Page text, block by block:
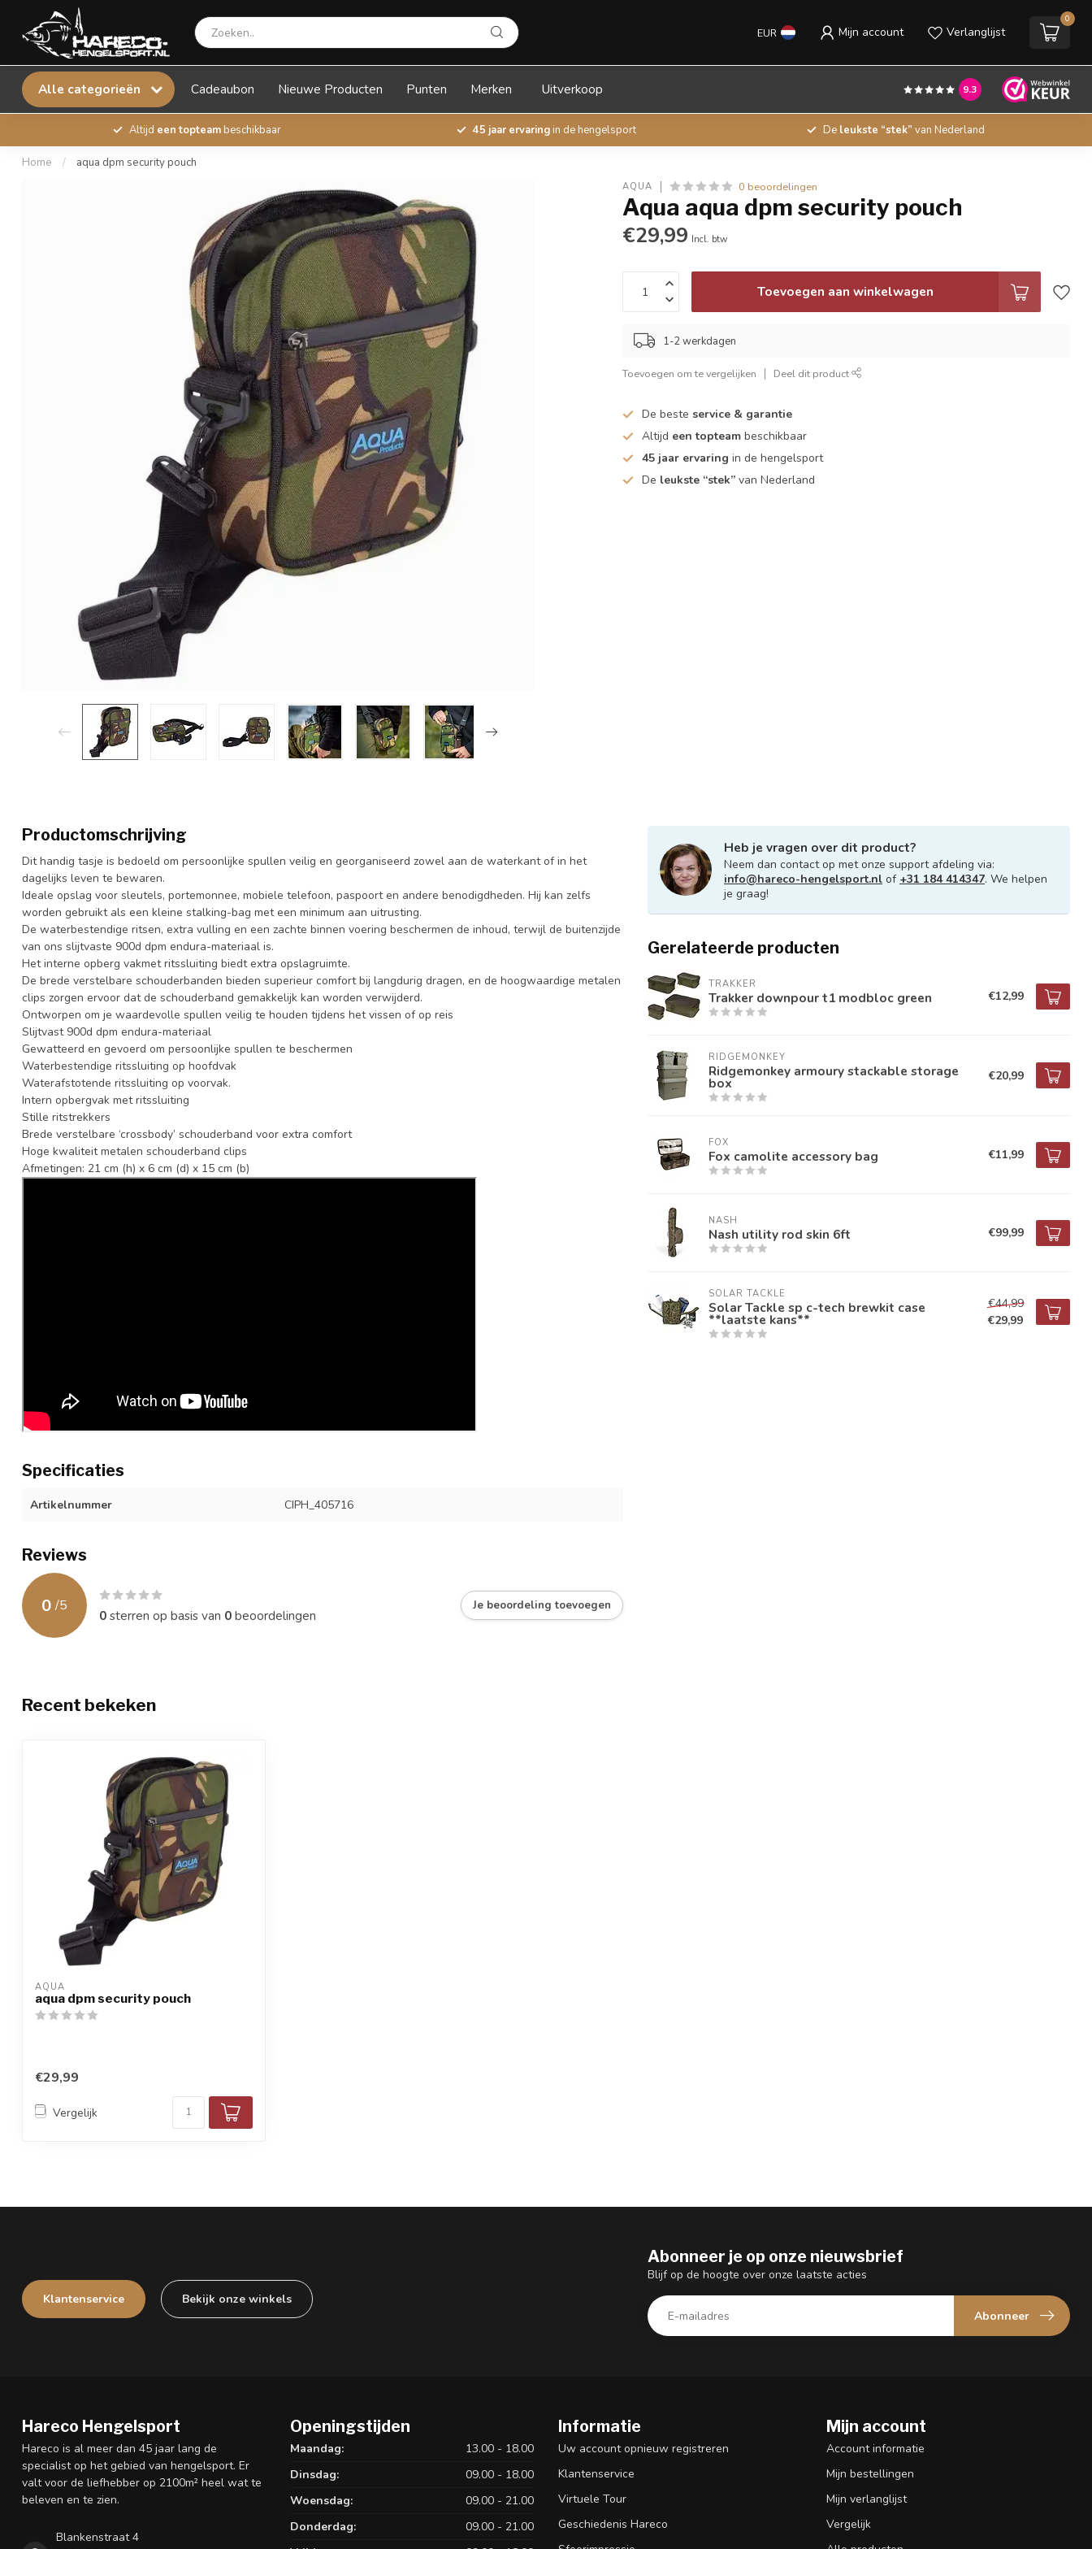
EUR Mijn account Verlanglijst
0
Alle categorieën Cadeaubon Nieuwe Producten Punten Merken Uitverkoop 9.3
Altijd een topteambeschikbaar 45 jaar ervaringin de hengelsport Deleukste “stek” van Nederland
Home / aqua dpm security pouch
AQUA 0 beoordelingen
Aqua aqua dpm security pouch
€29,99 Incl. btw
Toevoegen aan winkelwagen
1-2 werkdagen
Toevoegen om te vergelijken Deel dit product
De beste service & garantie
Altijd een topteam beschikbaar
45 jaar ervaring in de hengelsport
De leukste “stek” van Nederland
Productomschrijving
Dit handig tasje is bedoeld om persoonlijke spullen veilig en georganiseerd zowel aan de waterkant of in het
dagelijks leven te bewaren.
Ideale opslag voor sleutels, portemonnee, mobiele telefoon, paspoort en andere benodigdheden. Hij kan zelfs
worden gebruikt als een kleine stalking-bag met een minimum aan uitrusting.
De waterbestendige ritsen, extra vulling en een zachte binnen voering beschermen de inhoud, terwijl de buitenzijde
van ons slijtvaste 900d dpm endura-materiaal is.
Het interne opberg vakmet ritssluiting biedt extra opslagruimte.
De brede verstelbare schouderbanden bieden superieur comfort bij langdurig dragen, en de hoogwaardige metalen
clips zorgen ervoor dat de schouderband gemakkelijk kan worden verwijderd.
Ontworpen om je waardevolle spullen veilig te houden tijdens het vissen of op reis
Slijtvast 900d dpm endura-materiaal
Gewatteerd en gevoerd om persoonlijke spullen te beschermen
Waterbestendige ritssluiting op hoofdvak
Waterafstotende ritssluiting op voorvak.
Intern opbergvak met ritssluiting
Stille ritstrekkers
Brede verstelbare ‘crossbody’ schouderband voor extra comfort
Hoge kwaliteit metalen schouderband clips
Afmetingen: 21 cm (h) x 6 cm (d) x 15 cm (b)
Specificaties
Artikelnummer CIPH_405716
Reviews
0 /5
0sterren op basis van 0beoordelingen
Je beoordeling toevoegen
Heb je vragen over dit product?
Neem dan contact op met onze support afdeling via:
info@hareco-hengelsport.nl of +31 184 414347. We helpen
je graag!
Gerelateerde producten
TRAKKER
Trakker downpour t1 modbloc green €12,99
RIDGEMONKEY
Ridgemonkey armoury stackable storage
box €20,99
FOX
Fox camolite accessory bag €11,99
NASH
Nash utility rod skin 6ft €99,99
SOLAR TACKLE
Solar Tackle sp c-tech brewkit case
**laatste kans**
€44,99
€29,99
Recent bekeken
AQUA
aqua dpm security pouch
€29,99
Vergelijk
Klantenservice Bekijk onze winkels
Abonneer je op onze nieuwsbrief
Blijf op de hoogte over onze laatste acties
Abonneer
Hareco Hengelsport
Hareco is al meer dan 45 jaar lang de
specialist op het gebied van hengelsport. Er
valt voor de liefhebber op 2100m² heel wat te
beleven en te zien.
Blankenstraat 4
Openingstijden
Maandag:
13.00 - 18.00
Dinsdag:
09.00 - 18.00
Woensdag:
09.00 - 21.00
Donderdag:
09.00 - 21.00
Informatie
Uw account opnieuw registreren
Klantenservice
Virtuele Tour
Geschiedenis Hareco
Mijn account
Account informatie
Mijn bestellingen
Mijn verlanglijst
Vergelijk